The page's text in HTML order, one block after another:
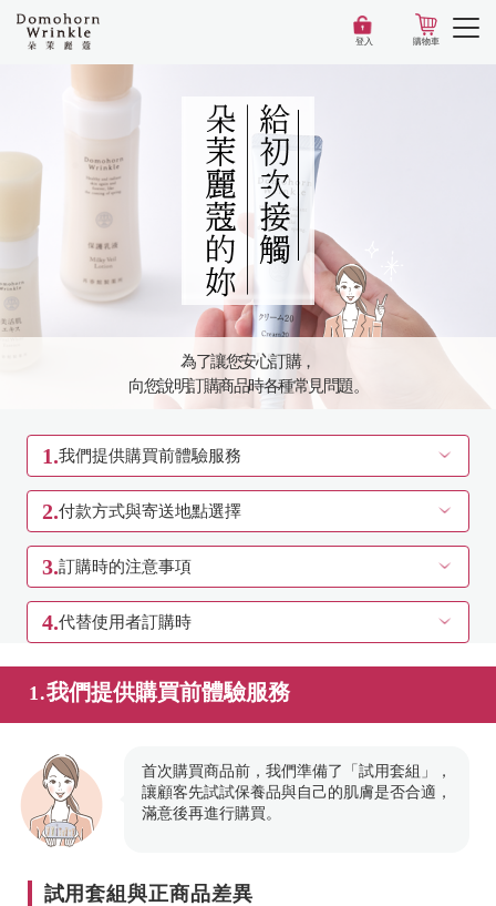
登入 購物車
為了讓您安心訂購，
向您說明訂購商品時各種常見問題。
1.我們提供購買前體驗服務
2.付款方式與寄送地點選擇
3.訂購時的注意事項
4.代替使用者訂購時
1.我們提供購買前體驗服務
首次購買商品前，我們準備了「試用套組」，
讓顧客先試試保養品與自己的肌膚是否合適，
滿意後再進行購買。
試用套組與正商品差異